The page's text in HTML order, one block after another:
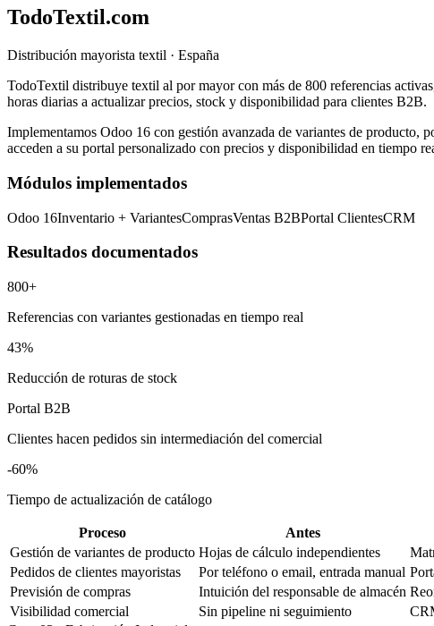
TodoTextil.com
Distribución mayorista textil · España
TodoTextil distribuye textil al por mayor con más de 800 referencias
horas diarias a actualizar precios, stock y disponibilidad para clientes B2B.
Implementamos Odoo 16 con gestión avanzada de variantes de
acceden a su portal personalizado con precios y disponibilidad en tiempo
Módulos implementados
Odoo 16Inventario + VariantesComprasVentas B2BPortal ClientesCRM
Resultados documentados
800+
Referencias con variantes gestionadas en tiempo real
43%
Reducción de roturas de stock
Portal B2B
Clientes hacen pedidos sin intermediación del comercial
-60%
Tiempo de actualización de catálogo
Proceso Antes
Gestión de variantes de producto Hojas de cálculo independientes
Pedidos de clientes mayoristas
Por teléfono o email, entrada manual
Previsión de compras
Intuición del responsable de almacén
Visibilidad comercial
Sin pipeline ni seguimiento